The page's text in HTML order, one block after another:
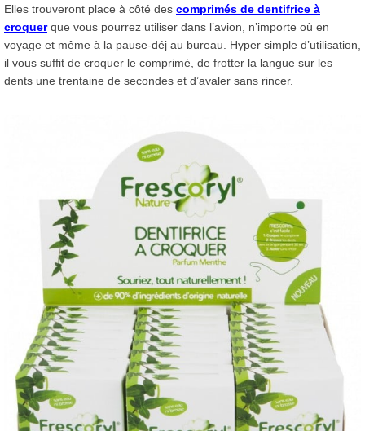
Elles trouveront place à côté des comprimés de dentifrice à
croquerque vous pourrez utiliser dans l’avion, n’importe où en
voyage et même à la pause-déj au bureau. Hyper simple d’utilisation,
il vous suffit de croquer le comprimé, de frotter la langue sur les
dents une trentaine de secondes et d’avaler sans rincer.